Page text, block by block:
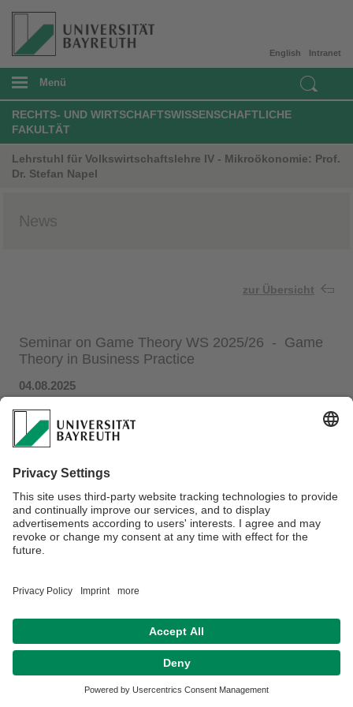
Intranet
English
Menü
RECHTS- UND WIRTSCHAFTSWISSENSCHAFTLICHE
FAKULTÄT
Lehrstuhl für Volkswirtschaftslehre IV - Mikroökonomie: Prof.
Dr. Stefan Napel
News
zur Übersicht
Seminar on Game Theory WS 2025/26 - Game
Theory in Business Practice
04.08.2025
Seminarbeschreibung
Eine Vorbesprechung der zu bearbeitenden Themen findet
Einwahldaten finden Sie in der Seminarbeschreibung).
Kontakt
Barrierefreiheitserklärung